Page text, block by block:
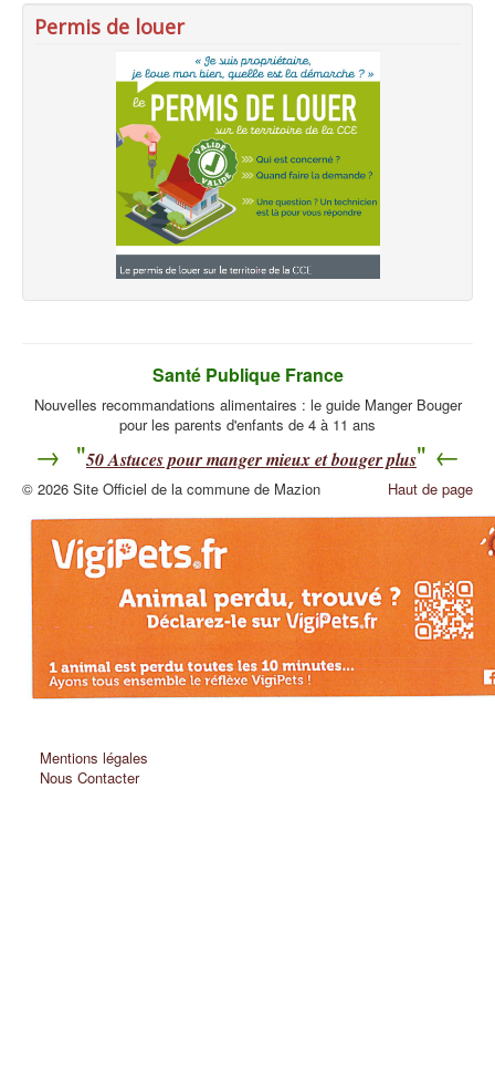
Permis de louer
Santé Publique France
Nouvelles recommandations alimentaires : le guide Manger Bouger
pour les parents d'enfants de 4 à 11 ans
→ "50Astuces pour manger mieux et bouger plus" ←
Haut de page
© 2026 Site Officiel de la commune de Mazion
Mentions légales
Nous Contacter